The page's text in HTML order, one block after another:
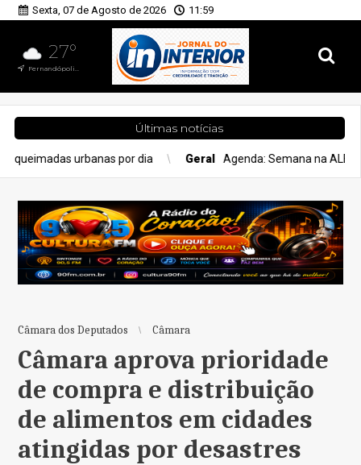
Sexta, 07 de Agosto de 2026 11:59
27°
Fernandópolis, SP
Últimas notícias
por dia Geral Agenda: Semana na ALEMS tem sessão
Câmara dos Deputados Câmara
Câmara aprova prioridade
de compra e distribuição
de alimentos em cidades
atingidas por desastres